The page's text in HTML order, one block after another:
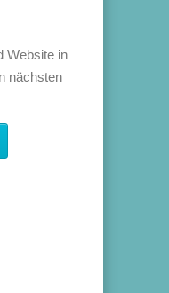
Website in
nächsten